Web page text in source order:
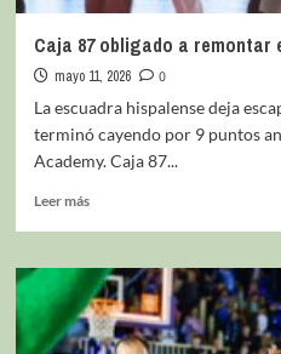
Caja 87 obligado a remontar
mayo 11, 2026
0
La escuadra hispalense deja
terminó cayendo por 9 puntos
Academy. Caja 87...
Leer más